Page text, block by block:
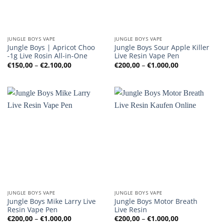
JUNGLE BOYS VAPE
Jungle Boys | Apricot Choo
-1g Live Rosin All-in-One
€150,00 – €2.100,00Preisspanne:
€150,00
JUNGLE BOYS VAPE
Jungle Boys Sour Apple Killer
Live Resin Vape Pen
€200,00 – €1.000,00
€200,00
JUNGLE BOYS VAPE
Jungle Boys Mike Larry Live
Resin Vape Pen
€200,00 – €1.000,00Preisspanne:
JUNGLE BOYS VAPE
Jungle Boys Motor Breath
Live Resin
€200,00 – €1.000,00